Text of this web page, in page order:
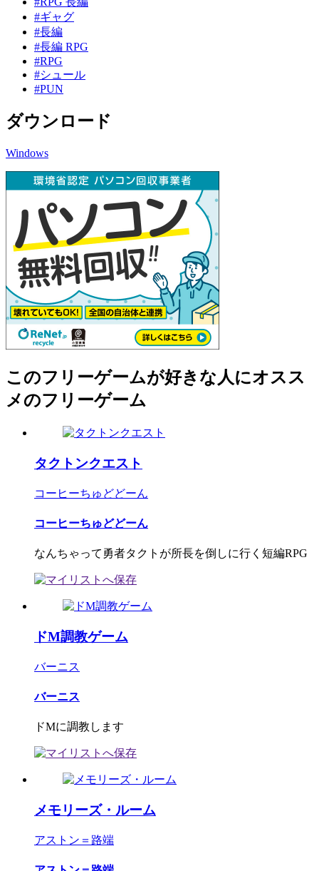
#ギャグ
#長編
#長編 RPG
#RPG
#シュール
#PUN
ダウンロード
Windows
このフリーゲームが好きな人にオスス
メのフリーゲーム
タクトンクエスト
コーヒーちゅどどーん
コーヒーちゅどどーん
なんちゃって勇者タクトが所長を倒しに行く短編RPG
ドM調教ゲーム
バーニス
バーニス
ドMに調教します
メモリーズ・ルーム
アストン＝路端